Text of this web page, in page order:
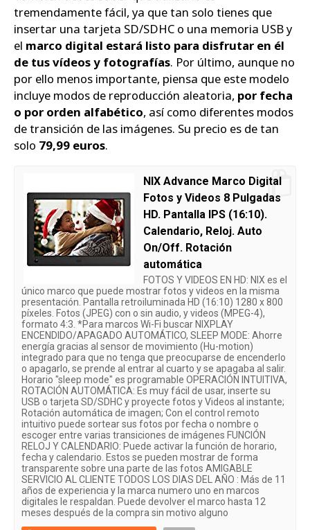
tremendamente fácil, ya que tan solo tienes que
insertar una tarjeta SD/SDHC o una memoria USB y
el marco digital estará listo para disfrutar en él
de tus vídeos y fotografías. Por último, aunque no
por ello menos importante, piensa que este modelo
incluye modos de reproducción aleatoria, por fecha
o por orden alfabético, así como diferentes modos
de transición de las imágenes. Su precio es de tan
solo 79,99 euros.
NIX Advance Marco Digital
Fotos y Videos 8 Pulgadas
HD. Pantalla IPS (16:10).
Calendario, Reloj. Auto
On/Off. Rotación
automática
FOTOS Y VIDEOS EN HD: NIX es el
único marco que puede mostrar fotos y videos en la misma
presentación. Pantalla retroiluminada HD (16:10) 1280 x 800
píxeles. Fotos (JPEG) con o sin audio, y videos (MPEG-4),
formato 4:3. *Para marcos Wi-Fi buscar NIXPLAY
ENCENDIDO/APAGADO AUTOMÁTICO, SLEEP MODE: Ahorre
energía gracias al sensor de movimiento (Hu-motion)
integrado para que no tenga que preocuparse de encenderlo
o apagarlo, se prende al entrar al cuarto y se apagaba al salir.
Horario "sleep mode" es programable OPERACIÓN INTUITIVA,
ROTACIÓN AUTOMÁTICA: Es muy fácil de usar, inserte su
USB o tarjeta SD/SDHC y proyecte fotos y Videos al instante;
Rotación automática de imagen; Con el control remoto
intuitivo puede sortear sus fotos por fecha o nombre o
escoger entre varias transiciones de imágenes FUNCIÓN
RELOJ Y CALENDARIO: Puede activar la función de horario,
fecha y calendario. Estos se pueden mostrar de forma
transparente sobre una parte de las fotos AMIGABLE
SERVICIO AL CLIENTE TODOS LOS DIAS DEL AÑO : Más de 11
años de experiencia y la marca numero uno en marcos
digitales le respaldan. Puede devolver el marco hasta 12
meses después de la compra sin motivo alguno